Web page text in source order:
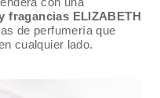
fragancias ELIZABETH
de perfumería que
cualquier lado.